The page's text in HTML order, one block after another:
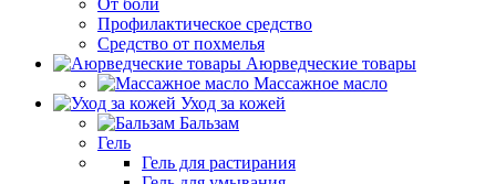
От боли
Профилактическое средство
Средство от похмелья
Аюрведческие товары
Массажное масло
Уход за кожей
Бальзам
Гель
Гель для растирания